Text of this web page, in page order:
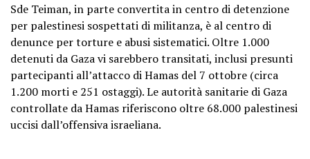
Sde Teiman, in parte convertita in centro di detenzione
per palestinesi sospettati di militanza, è al centro di
denunce per torture e abusi sistematici. Oltre 1.000
detenuti da Gaza vi sarebbero transitati, inclusi presunti
partecipanti all’attacco di Hamas del 7 ottobre (circa
1.200 morti e 251 ostaggi). Le autorità sanitarie di Gaza
controllate da Hamas riferiscono oltre 68.000 palestinesi
uccisi dall’offensiva israeliana.